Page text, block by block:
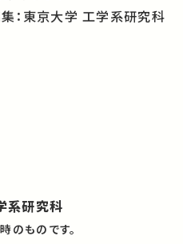
：東京大学 工学系研究科
系研究科
のものです。